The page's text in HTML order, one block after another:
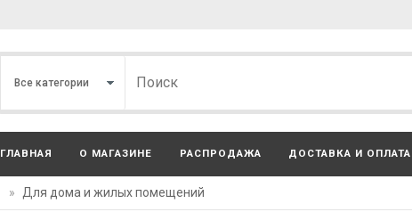
ГЛАВНАЯ О МАГАЗИНЕ РАСПРОДАЖА ДОСТАВКА И ОПЛАТА
» Для дома и жилых помещений